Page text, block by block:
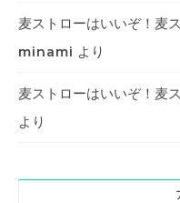
麦ストローはいいぞ！麦
minami より
麦ストローはいいぞ！麦
より